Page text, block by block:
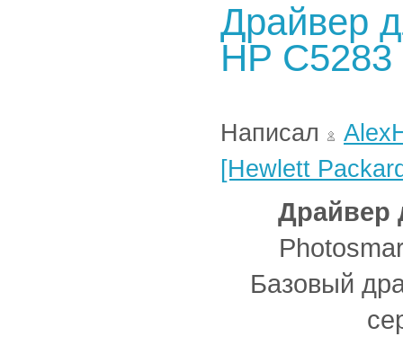
Драйвер
HP C5283
Написал
[Hewlett
Драйвер
Базовый